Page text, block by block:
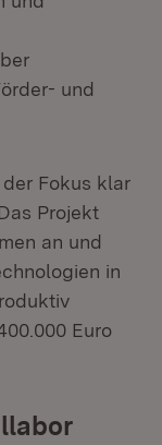
und
Fokus klar
Projekt
an und
in
Euro